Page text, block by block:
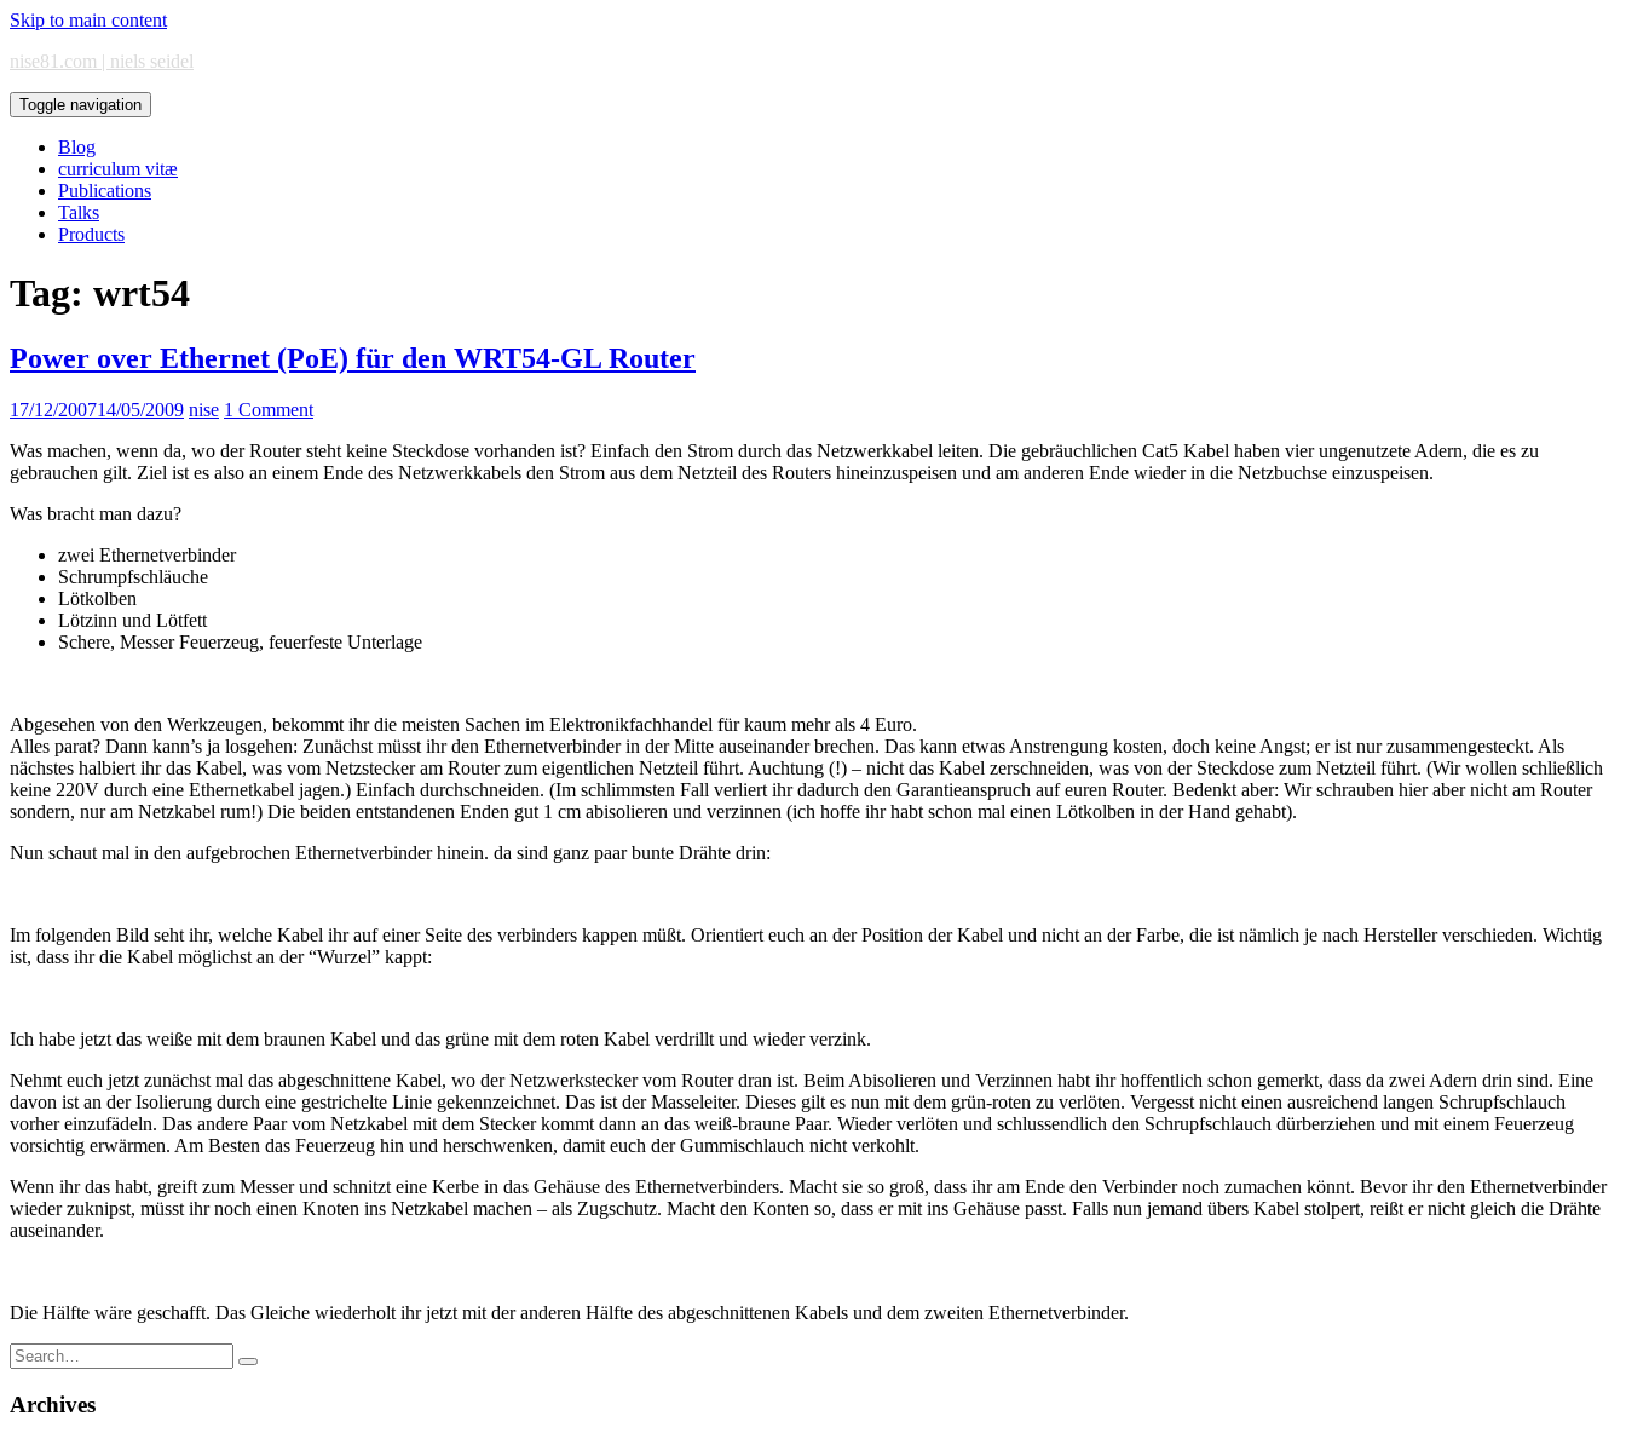
Skip to main content
nise81.com | niels seidel
Toggle navigation
Blog
curriculum vitæ
Publications
Talks
Products
Tag: wrt54
Power over Ethernet (PoE) für den WRT54-GL Router
17/12/200714/05/2009 nise 1 Comment
Was machen, wenn da, wo der Router steht keine Steckdose vorhanden ist? Einfach den Strom durch das Netzwerkkabel leiten. Die gebräuchlichen Cat5 Kabel haben vier ungenutzete Adern, die es zu
gebrauchen gilt. Ziel ist es also an einem Ende des Netzwerkkabels den Strom aus dem Netzteil des Routers hineinzuspeisen und am anderen Ende wieder in die Netzbuchse einzuspeisen.
Was bracht man dazu?
zwei Ethernetverbinder
Schrumpfschläuche
Lötkolben
Lötzinn und Lötfett
Schere, Messer Feuerzeug, feuerfeste Unterlage
Abgesehen von den Werkzeugen, bekommt ihr die meisten Sachen im Elektronikfachhandel für kaum mehr als 4 Euro.
Alles parat? Dann kann’s ja losgehen: Zunächst müsst ihr den Ethernetverbinder in der Mitte auseinander brechen. Das kann etwas Anstrengung kosten, doch keine Angst; er ist nur zusammengesteckt. Als
nächstes halbiert ihr das Kabel, was vom Netzstecker am Router zum eigentlichen Netzteil führt. Auchtung (!) – nicht das Kabel zerschneiden, was von der Steckdose zum Netzteil führt. (Wir wollen schließlich
keine 220V durch eine Ethernetkabel jagen.) Einfach durchschneiden. (Im schlimmsten Fall verliert ihr dadurch den Garantieanspruch auf euren Router. Bedenkt aber: Wir schrauben hier aber nicht am Router
sondern, nur am Netzkabel rum!) Die beiden entstandenen Enden gut 1 cm abisolieren und verzinnen (ich hoffe ihr habt schon mal einen Lötkolben in der Hand gehabt).
Nun schaut mal in den aufgebrochen Ethernetverbinder hinein. da sind ganz paar bunte Drähte drin:
Im folgenden Bild seht ihr, welche Kabel ihr auf einer Seite des verbinders kappen müßt. Orientiert euch an der Position der Kabel und nicht an der Farbe, die ist nämlich je nach Hersteller verschieden. Wichtig
ist, dass ihr die Kabel möglichst an der “Wurzel” kappt:
Ich habe jetzt das weiße mit dem braunen Kabel und das grüne mit dem roten Kabel verdrillt und wieder verzink.
Nehmt euch jetzt zunächst mal das abgeschnittene Kabel, wo der Netzwerkstecker vom Router dran ist. Beim Abisolieren und Verzinnen habt ihr hoffentlich schon gemerkt, dass da zwei Adern drin sind. Eine
davon ist an der Isolierung durch eine gestrichelte Linie gekennzeichnet. Das ist der Masseleiter. Dieses gilt es nun mit dem grün-roten zu verlöten. Vergesst nicht einen ausreichend langen Schrupfschlauch
vorher einzufädeln. Das andere Paar vom Netzkabel mit dem Stecker kommt dann an das weiß-braune Paar. Wieder verlöten und schlussendlich den Schrupfschlauch dürberziehen und mit einem Feuerzeug
vorsichtig erwärmen. Am Besten das Feuerzeug hin und herschwenken, damit euch der Gummischlauch nicht verkohlt.
Wenn ihr das habt, greift zum Messer und schnitzt eine Kerbe in das Gehäuse des Ethernetverbinders. Macht sie so groß, dass ihr am Ende den Verbinder noch zumachen könnt. Bevor ihr den Ethernetverbinder
wieder zuknipst, müsst ihr noch einen Knoten ins Netzkabel machen – als Zugschutz. Macht den Konten so, dass er mit ins Gehäuse passt. Falls nun jemand übers Kabel stolpert, reißt er nicht gleich die Drähte
auseinander.
Die Hälfte wäre geschafft. Das Gleiche wiederholt ihr jetzt mit der anderen Hälfte des abgeschnittenen Kabels und dem zweiten Ethernetverbinder.
Search
for:
Archives